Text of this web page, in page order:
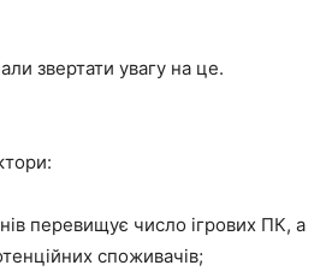
звертати увагу на це.
перевищує число ігрових ПК, а
споживачів;